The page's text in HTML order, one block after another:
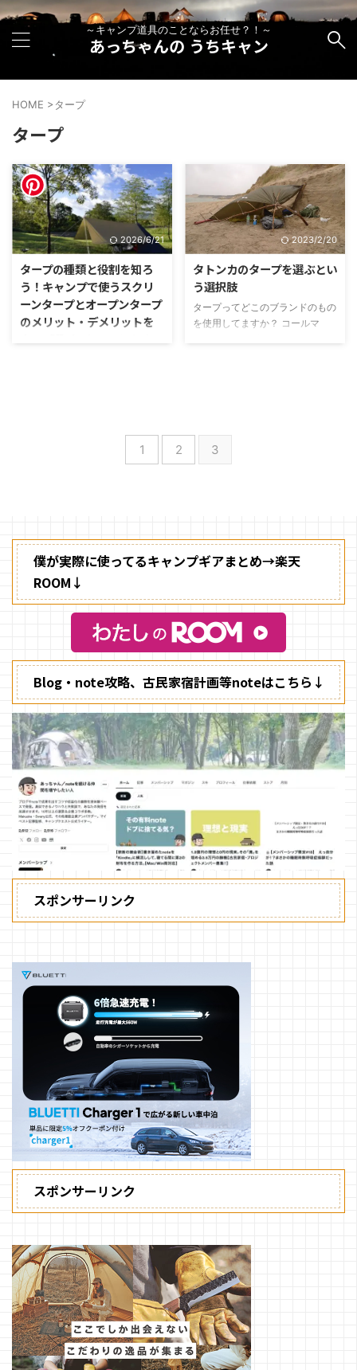
～キャンプ道具のことならお任せ？！～
あっちゃんの うちキャン
HOME >タープ
タープ
2026/6/21
タープの種類と役割を知ろ
う！キャンプで使うスクリ
ーンタープとオープンタープ
のメリット・デメリットを
かるけど、テントと共によく言わ
2023/2/20
タトンカのタープを選ぶとい
う選択肢
タープってどこのブランドのもの
を使用してますか？ コールマ
1 2 3
僕が実際に使ってるキャンプギアまとめ→楽天
ROOM↓
Blog・note攻略、古民家宿計画等noteはこちら↓
スポンサーリンク
スポンサーリンク